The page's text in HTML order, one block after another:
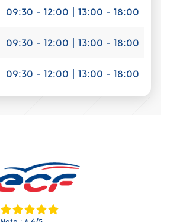
09:30 - 12:00 | 13:00 - 18:00
09:30 - 12:00 | 13:00 - 18:00
09:30 - 12:00 | 13:00 - 18:00